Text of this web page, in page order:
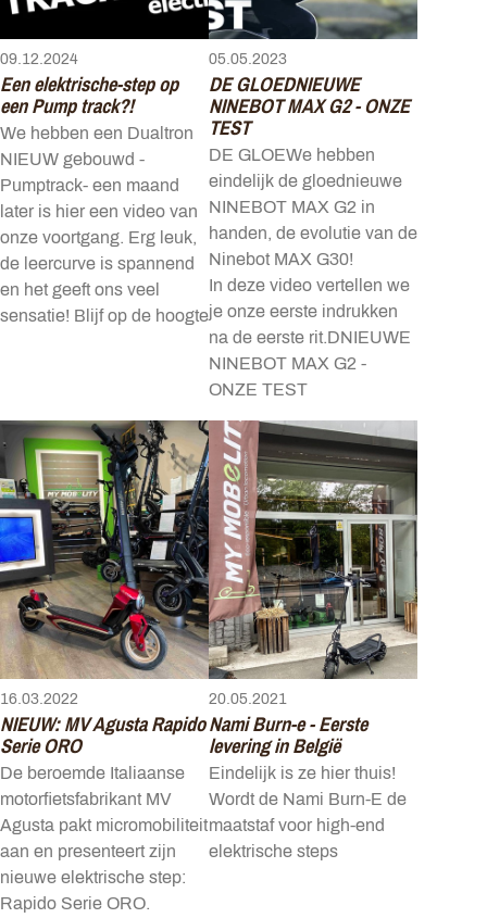
09.12.2024
Een elektrische-step op
een Pump track?!
We hebben een Dualtron
NIEUW gebouwd -
Pumptrack- een maand
later is hier een video van
onze voortgang. Erg leuk,
de leercurve is spannend
en het geeft ons veel
sensatie! Blijf op de hoogte
05.05.2023
DE GLOEDNIEUWE
NINEBOT MAX G2 - ONZE
TEST
DE GLOEWe hebben
eindelijk de gloednieuwe
NINEBOT MAX G2 in
handen, de evolutie van de
Ninebot MAX G30!
In deze video vertellen we
je onze eerste indrukken
na de eerste rit.DNIEUWE
NINEBOT MAX G2 -
ONZE TEST
16.03.2022
NIEUW: MV Agusta Rapido
Serie ORO
De beroemde Italiaanse
motorfietsfabrikant MV
Agusta pakt micromobiliteit
aan en presenteert zijn
nieuwe elektrische step:
Rapido Serie ORO.
20.05.2021
Nami Burn-e - Eerste
levering in België
Eindelijk is ze hier thuis!
Wordt de Nami Burn-E de
maatstaf voor high-end
elektrische steps